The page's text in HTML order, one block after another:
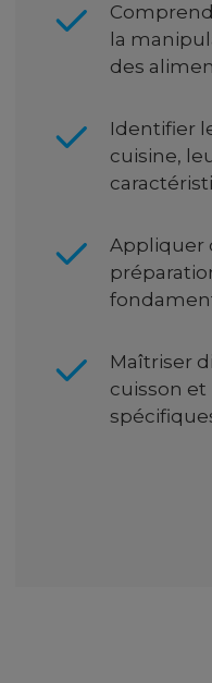
la
des
Identifier
cuisine,
Appliquer
Maîtriser
cuisson